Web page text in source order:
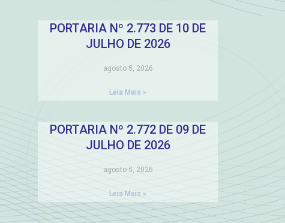
PORTARIA Nº 2.773 DE 10 DE
JULHO DE 2026
agosto 5, 2026
Leia Mais »
PORTARIA Nº 2.772 DE 09 DE
JULHO DE 2026
agosto 5, 2026
Leia Mais »